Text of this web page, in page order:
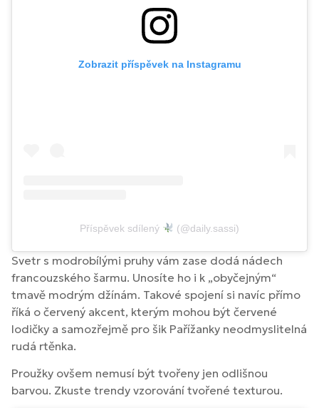
Zobrazit příspěvek na Instagramu
Příspěvek sdílený (@daily.sassi)
Svetr s modrobílými pruhy vám zase dodá nádech
francouzského šarmu. Unosíte ho i k „obyčejným“
tmavě modrým džínám. Takové spojení si navíc přímo
říká o červený akcent, kterým mohou být červené
lodičky a samozřejmě pro šik Pařížanky neodmyslitelná
rudá rtěnka.
Proužky ovšem nemusí být tvořeny jen odlišnou
barvou. Zkuste trendy vzorování tvořené texturou.